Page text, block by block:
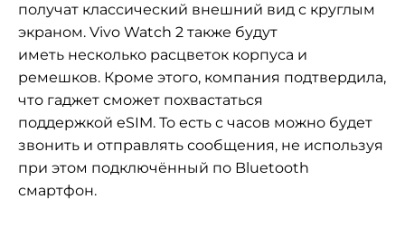
получат классический внешний вид с круглым
экраном. Vivo Watch 2 также будут
иметь несколько расцветок корпуса и
ремешков. Кроме этого, компания подтвердила,
что гаджет сможет похвастаться
поддержкой eSIM. То есть с часов можно будет
звонить и отправлять сообщения, не используя
при этом подключённый по Bluetooth
смартфон.